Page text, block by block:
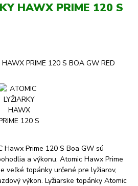
HAWX PRIME 120 S
Hawx Prime 120 S Boa GW sú
a výkonu. Atomic Hawx Prime
veľké topánky určené pre lyžiarov,
výkon. Lyžiarske topánky Atomic